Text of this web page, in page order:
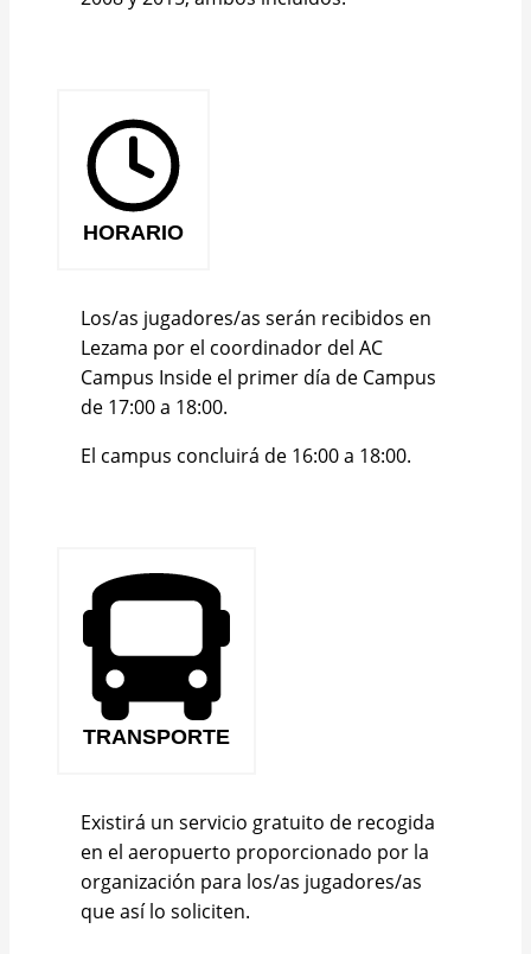
HORARIO
Los/as jugadores/as serán recibidos en
Lezama por el coordinador del AC
Campus Inside el primer día de Campus
de 17:00 a 18:00.
El campus concluirá de 16:00 a 18:00.
TRANSPORTE
Existirá un servicio gratuito de recogida
en el aeropuerto proporcionado por la
organización para los/as jugadores/as
que así lo soliciten.